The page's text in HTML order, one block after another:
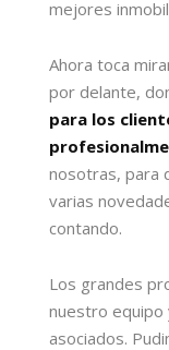
mejores
Ahora toca
por delante,
para los
nosotras, para
varias
contando.
Los grandes
nuestro equipo
asociados.